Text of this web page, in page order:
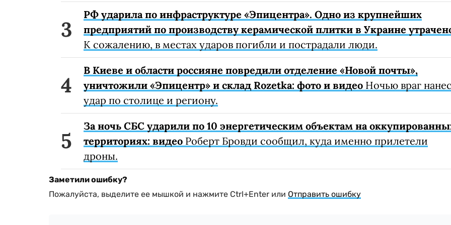
РФ ударила по инфраструктуре «Эпицентра». Одно из крупнейших
предприятий по производству керамической плитки в Украине
К сожалению, в местах ударов погибли и пострадали люди.
В Киеве и области россияне повредили отделение «Новой почты»,
уничтожили «Эпицентр» и склад Rozetka: фото и видео Ночью враг нанес
удар по столице и региону.
За ночь СБС ударили по 10 энергетическим объектам на
территориях: видео Роберт Бровди сообщил, куда именно прилетели
дроны.
Заметили ошибку?
Пожалуйста, выделите ее мышкой и нажмите Ctrl+Enter или Отправить ошибку